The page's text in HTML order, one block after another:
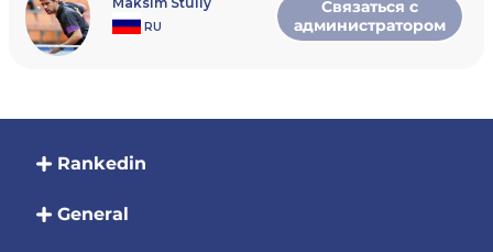
RU
Связаться с
администратором
Rankedin
General